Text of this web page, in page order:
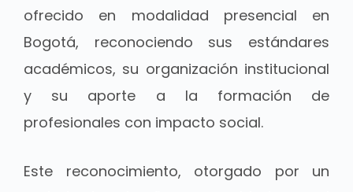
ofrecido en modalidad presencial en
Bogotá, reconociendo sus estándares
académicos, su organización institucional
y su aporte a la formación de
profesionales con impacto social.
Este reconocimiento, otorgado por un